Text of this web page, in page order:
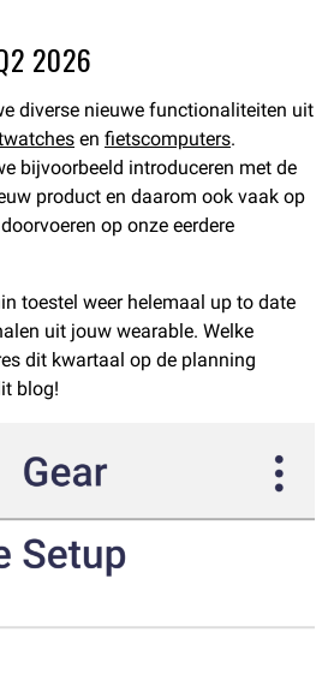
2026
diverse nieuwe functionaliteiten uit
en fietscomputers.
bijvoorbeeld introduceren met de
product en daarom ook vaak op
op onze eerdere
toestel weer helemaal up to date
uit jouw wearable. Welke
dit kwartaal op de planning
blog!